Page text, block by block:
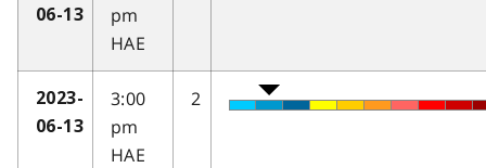
06-13
pm
HAE
2023-
06-13
3:00
pm
HAE
2